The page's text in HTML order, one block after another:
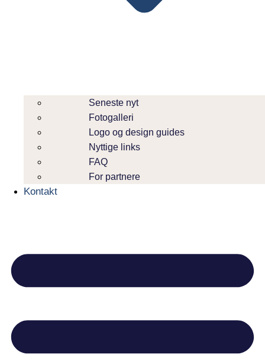
Seneste nyt
Fotogalleri
Logo og design guides
Nyttige links
FAQ
For partnere
Kontakt